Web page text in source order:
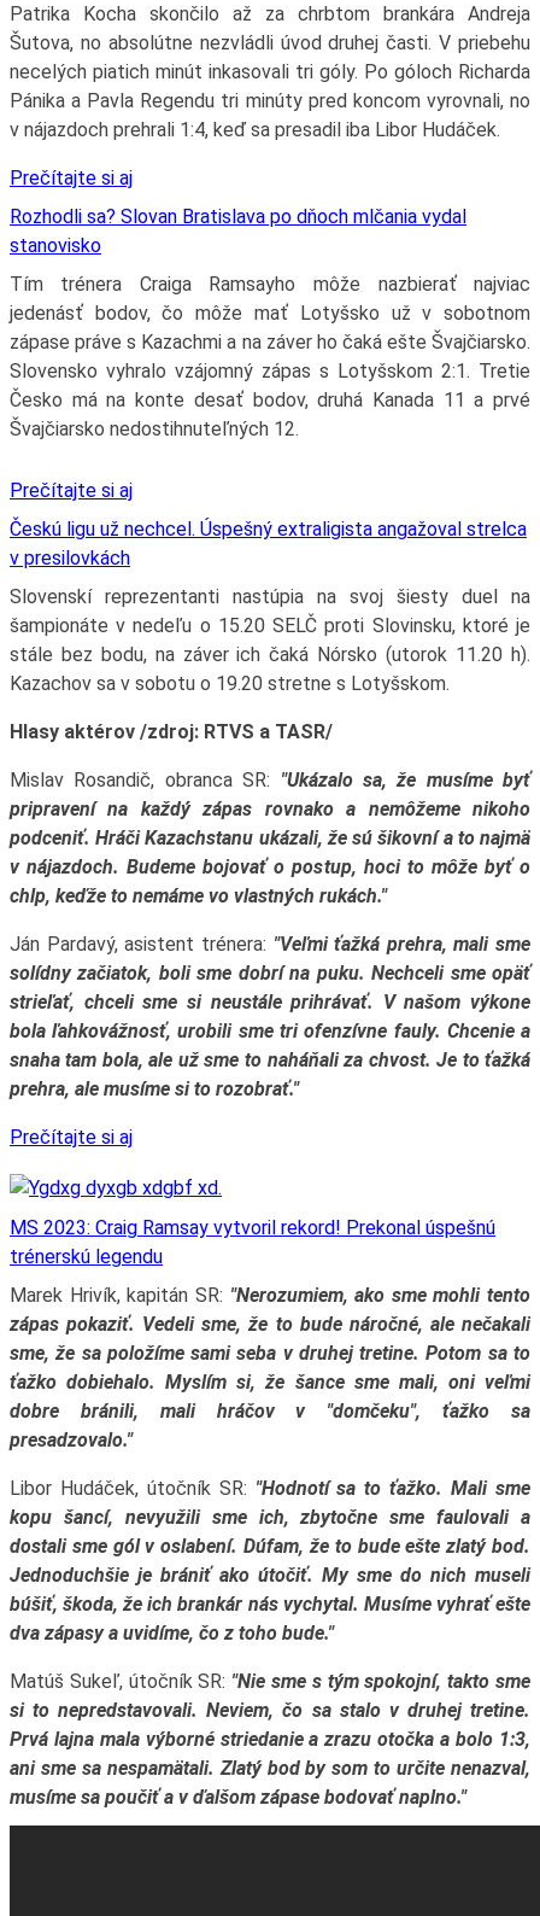
Patrika Kocha skončilo až za chrbtom brankára Andreja
Šutova, no absolútne nezvládli úvod druhej časti. V priebehu
necelých piatich minút inkasovali tri góly. Po góloch Richarda
Pánika a Pavla Regendu tri minúty pred koncom vyrovnali, no
v nájazdoch prehrali 1:4, keď sa presadil iba Libor Hudáček.
Prečítajte si aj
Rozhodli sa? Slovan Bratislava po dňoch mlčania vydal
stanovisko
Tím trénera Craiga Ramsayho môže nazbierať najviac
jedenásť bodov, čo môže mať Lotyšsko už v sobotnom
zápase práve s Kazachmi a na záver ho čaká ešte Švajčiarsko.
Slovensko vyhralo vzájomný zápas s Lotyšskom 2:1. Tretie
Česko má na konte desať bodov, druhá Kanada 11 a prvé
Švajčiarsko nedostihnuteľných 12.
Prečítajte si aj
Českú ligu už nechcel. Úspešný extraligista angažoval strelca
v presilovkách
Slovenskí reprezentanti nastúpia na svoj šiesty duel na
šampionáte v nedeľu o 15.20 SELČ proti Slovinsku, ktoré je
stále bez bodu, na záver ich čaká Nórsko (utorok 11.20 h).
Kazachov sa v sobotu o 19.20 stretne s Lotyšskom.
Hlasy aktérov /zdroj: RTVS a TASR/
Mislav Rosandič, obranca SR: "Ukázalo sa, že musíme byť
pripravení na každý zápas rovnako a nemôžeme nikoho
podceniť. Hráči Kazachstanu ukázali, že sú šikovní a to najmä
v nájazdoch. Budeme bojovať o postup, hoci to môže byť o
chlp, keďže to nemáme vo vlastných rukách."
Ján Pardavý, asistent trénera: "Veľmi ťažká prehra, mali sme
solídny začiatok, boli sme dobrí na puku. Nechceli sme opäť
strieľať, chceli sme si neustále prihrávať. V našom výkone
bola ľahkovážnosť, urobili sme tri ofenzívne fauly. Chcenie a
snaha tam bola, ale už sme to naháňali za chvost. Je to ťažká
prehra, ale musíme si to rozobrať."
Prečítajte si aj
MS 2023: Craig Ramsay vytvoril rekord! Prekonal úspešnú
trénerskú legendu
Marek Hrivík, kapitán SR: "Nerozumiem, ako sme mohli tento
zápas pokaziť. Vedeli sme, že to bude náročné, ale nečakali
sme, že sa položíme sami seba v druhej tretine. Potom sa to
ťažko dobiehalo. Myslím si, že šance sme mali, oni veľmi
dobre bránili, mali hráčov v "domčeku", ťažko sa
presadzovalo."
Libor Hudáček, útočník SR: "Hodnotí sa to ťažko. Mali sme
kopu šancí, nevyužili sme ich, zbytočne sme faulovali a
dostali sme gól v oslabení. Dúfam, že to bude ešte zlatý bod.
Jednoduchšie je brániť ako útočiť. My sme do nich museli
búšiť, škoda, že ich brankár nás vychytal. Musíme vyhrať ešte
dva zápasy a uvidíme, čo z toho bude."
Matúš Sukeľ, útočník SR: "Nie sme s tým spokojní, takto sme
si to nepredstavovali. Neviem, čo sa stalo v druhej tretine.
Prvá lajna mala výborné striedanie a zrazu otočka a bolo 1:3,
ani sme sa nespamätali. Zlatý bod by som to určite nenazval,
musíme sa poučiť a v ďalšom zápase bodovať naplno."